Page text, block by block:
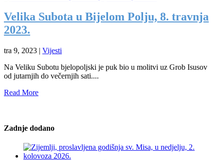
Velika Subota u Bijelom Polju, 8. travnja
2023.
tra 9, 2023 | Vijesti
Na Veliku Subotu bjelopoljski je puk bio u molitvi uz Grob Isusov
od jutarnjih do večernjih sati....
Read More
Zadnje dodano